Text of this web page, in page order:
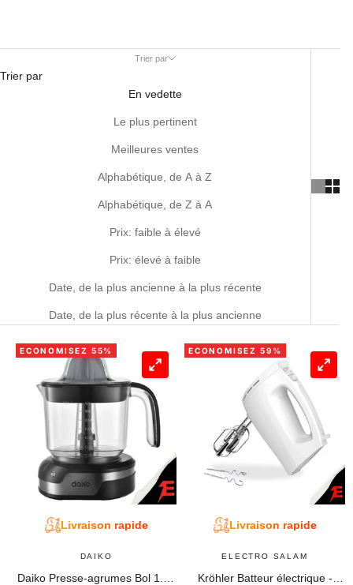
Trier par
Trier par
En vedette
Le plus pertinent
Meilleures ventes
Alphabétique, de A à Z
Alphabétique, de Z à A
Prix: faible à élevé
Prix: élevé à faible
Date, de la plus ancienne à la plus récente
Date, de la plus récente à la plus ancienne
ECONOMISEZ 55%
Livraison rapide
DAIKO
Daiko Presse-agrumes Bol 1.2L
ECONOMISEZ 59%
Livraison rapide
ELECTRO SALAM
Kröhler Batteur électrique -